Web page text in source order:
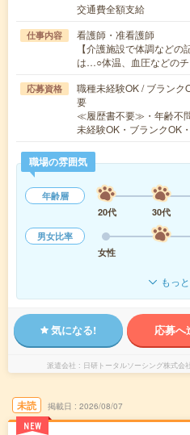
交通費全額支給
仕事内容
看護師・准看護師
【介護施設で体調など
は…○体温、血圧などの
応募資格
職種未経験OK / ブランク
要
≪履歴書不要≫・年齢不
未経験OK・ブランクOK
職場の雰囲気
年齢層
20代
30代
男女比率
女性
もっ
気になる! 応募へ
派遣会社 日研トータルソーシング株式
未読
NEW
掲載日 2026/08/07